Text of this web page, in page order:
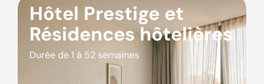
Hôtel Prestige et
Résidences hôtelières
Durée de 1 à 52 semaines